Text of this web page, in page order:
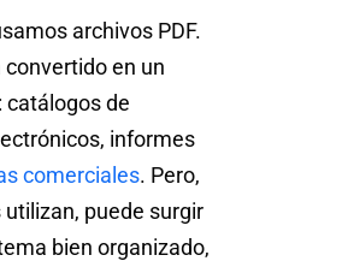
archivos PDF.
en un
catálogos de
informes
comerciales. Pero,
puede surgir
bien organizado,